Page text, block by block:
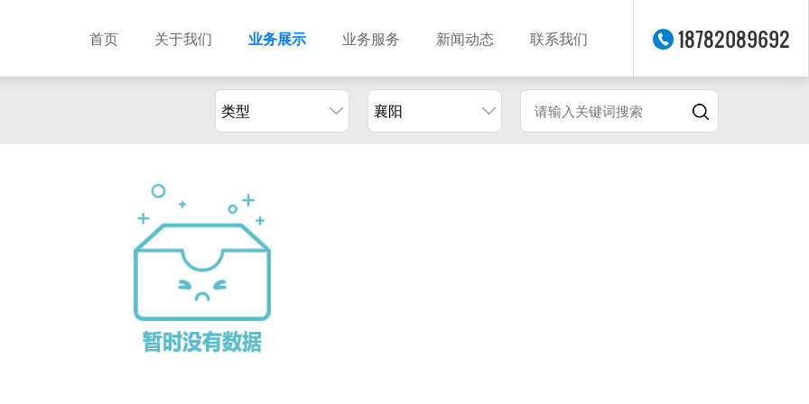
首页 关于我们 业务展示 业务服务 新闻动态 联系我们 18782089692
类型 襄阳